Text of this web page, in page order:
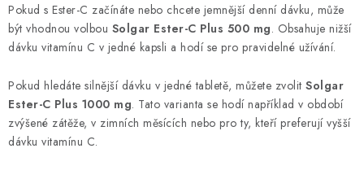
Pokud s Ester-C začínáte nebo chcete jemnější denní dávku, může
být vhodnou volbou Solgar Ester-C Plus 500 mg. Obsahuje nižší
dávku vitamínu C v jedné kapsli a hodí se pro pravidelné užívání.
Pokud hledáte silnější dávku v jedné tabletě, můžete zvolit Solgar
Ester-C Plus 1000 mg. Tato varianta se hodí například v období
zvýšené zátěže, v zimních měsících nebo pro ty, kteří preferují vyšší
dávku vitamínu C.